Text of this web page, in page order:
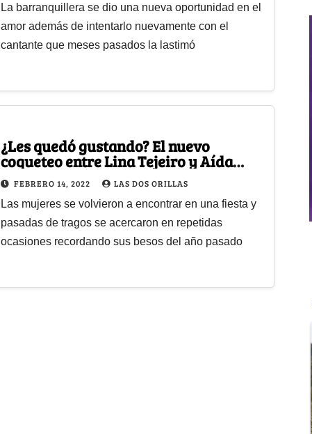
La barranquillera se dio una nueva oportunidad en el
amor además de intentarlo nuevamente con el
cantante que meses pasados la lastimó
¿Les quedó gustando? El nuevo
coqueteo entre Lina Tejeiro y Aída
Victoria Merlano
FEBRERO 14, 2022 LAS DOS ORILLAS
Las mujeres se volvieron a encontrar en una fiesta y
pasadas de tragos se acercaron en repetidas
ocasiones recordando sus besos del año pasado